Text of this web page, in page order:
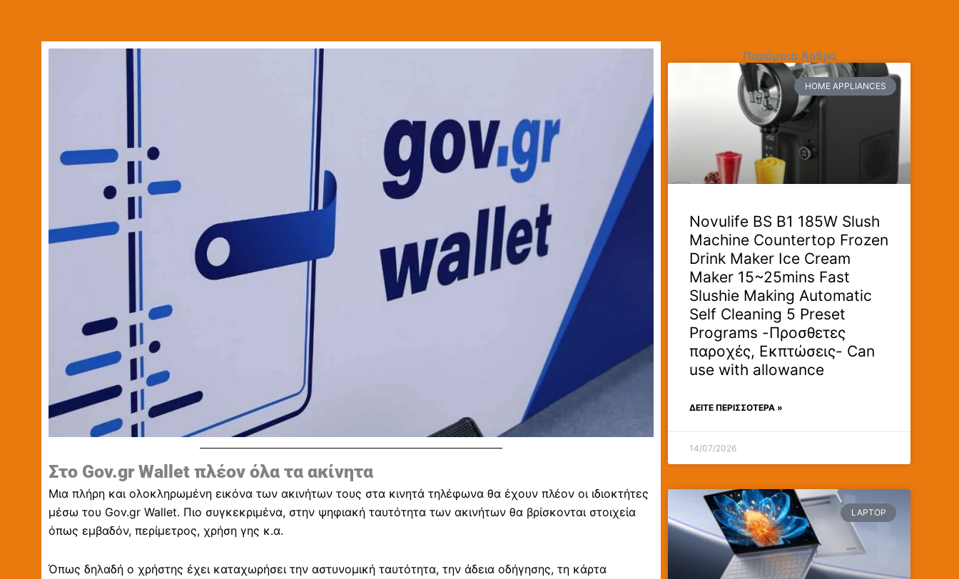
Στο Gov.gr Wallet πλέον όλα τα ακίνητα
Μια πλήρη και ολοκληρωμένη εικόνα των ακινήτων τους στα κινητά τηλέφωνα θα έχουν πλέον οι ιδιοκτήτες
μέσω του Gov.gr Wallet. Πιο συγκεκριμένα, στην ψηφιακή ταυτότητα των ακινήτων θα βρίσκονται στοιχεία
όπως εμβαδόν, περίμετρος, χρήση γης κ.α.
Όπως δηλαδή ο χρήστης έχει καταχωρήσει την αστυνομική ταυτότητα, την άδεια οδήγησης, τη κάρτα
Παρόμοια Άρθρα
HOME APPLIANCES
Novulife BS B1 185W Slush
Machine Countertop Frozen
Drink Maker Ice Cream
Maker 15~25mins Fast
Slushie Making Automatic
Self Cleaning 5 Preset
Programs -Προσθετες
παροχές, Εκπτώσεις- Can
use with allowance
ΔΕΊΤΕ ΠΕΡΙΣΣΟΤΕΡΑ »
14/07/2026
LAPTOP